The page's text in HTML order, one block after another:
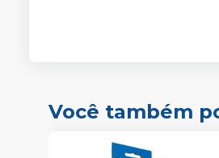
Você também